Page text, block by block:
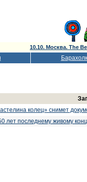
10.10. Москва. The
колец» снимет
лет последнему живому